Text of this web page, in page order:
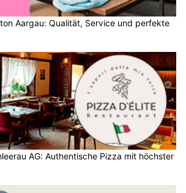
Aargau: Qualität, Service und perfekte
AG: Authentische Pizza mit höchster